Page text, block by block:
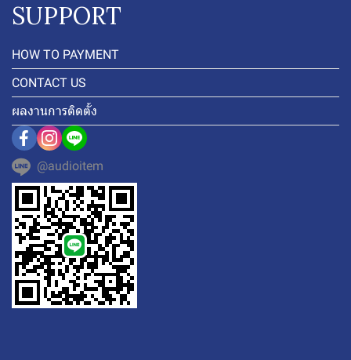
SUPPORT
HOW TO PAYMENT
CONTACT US
ผลงานการติดตั้ง
@audioitem